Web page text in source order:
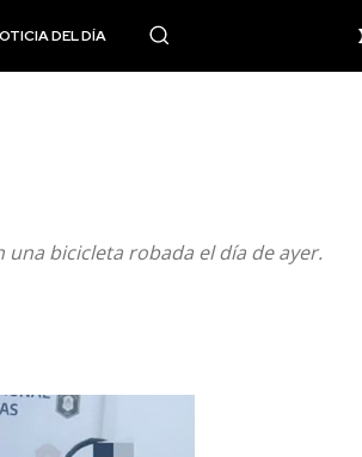
DEL DÍA
bicicleta robada el día de ayer.